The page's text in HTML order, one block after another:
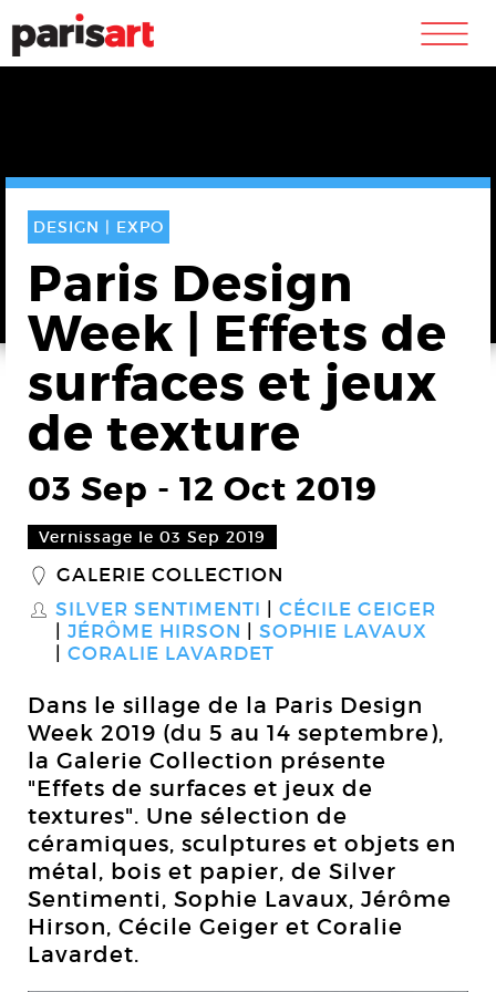
m
DESIGN | EXPO
Paris Design
Week | Effets de
surfaces et jeux
de texture
03 Sep - 12 Oct 2019
Vernissage le 03 Sep 2019
_ GALERIE COLLECTION
S SILVER SENTIMENTI
CÉCILE GEIGER
JÉRÔME HIRSON
SOPHIE LAVAUX
CORALIE LAVARDET
Dans le sillage de la Paris Design
Week 2019 (du 5 au 14 septembre),
la Galerie Collection présente
"Effets de surfaces et jeux de
textures". Une sélection de
céramiques, sculptures et objets en
métal, bois et papier, de Silver
Sentimenti, Sophie Lavaux, Jérôme
Hirson, Cécile Geiger et Coralie
Lavardet.